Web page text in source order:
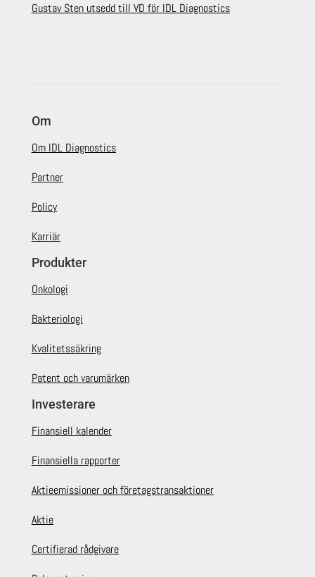
Gustav Sten utsedd till VD för IDL Diagnostics
Om
Om IDL Diagnostics
Partner
Policy
Karriär
Produkter
Onkologi
Bakteriologi
Kvalitetssäkring
Patent och varumärken
Investerare
Finansiell kalender
Finansiella rapporter
Aktieemissioner och företagstransaktioner
Aktie
Certifierad rådgivare